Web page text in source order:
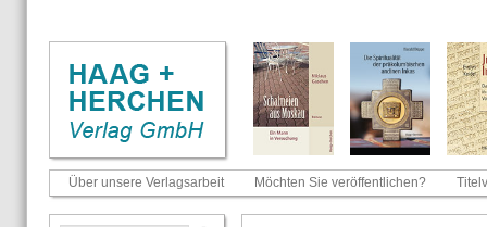
Über unsere Verlagsarbeit Möchten Sie veröffentlichen?